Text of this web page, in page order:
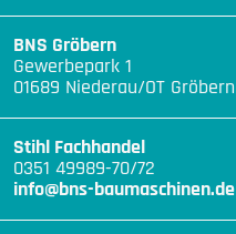
BNS Gröbern
Gewerbepark 1
01689 Niederau/OT Gröbern
Stihl Fachhandel
0351 49989-70/72
info@bns-baumaschinen.de